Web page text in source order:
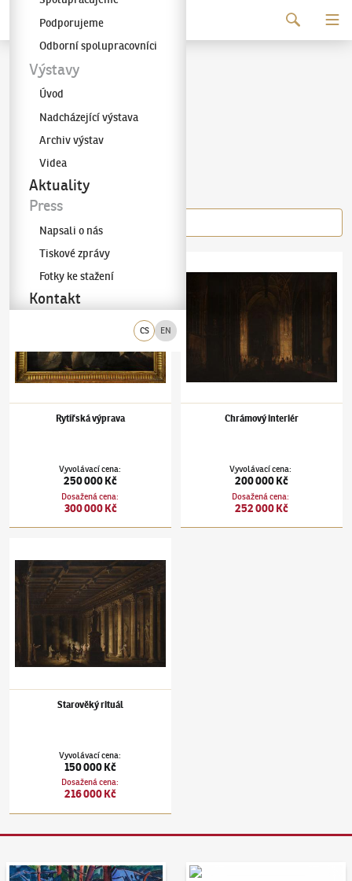
Galerie KODL
CS EN
Podporujeme
Odborní spolupracovníci
Výstavy
Úvod
Nadcházející výstava
Archiv výstav
Videa
Aktuality
Press
Napsali o nás
Tiskové zprávy
Fotky ke stažení
Kontakt
Ludvík Kohl
(1746–1821)
Díla autora
Ludvík Kohl(1746–1821)Rytířská výprava
Rytířská výprava
Vyvolávací cena:
250 000 Kč
Dosažená cena:
300 000 Kč
Chrámový interiér
Vyvolávací cena:
200 000 Kč
Dosažená cena:
252 000 Kč
Starověký rituál
Vyvolávací cena:
150 000 Kč
Dosažená cena:
216 000 Kč
Aukční den 95 Dražit online - Artslimit